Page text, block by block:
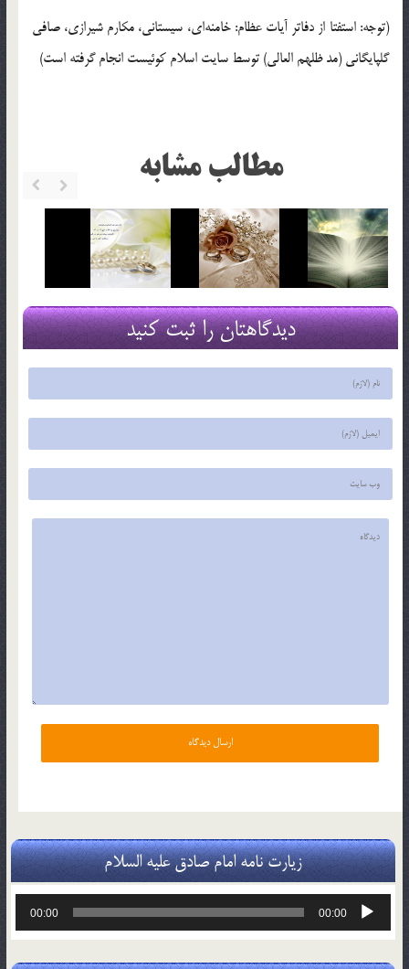
(توجه: استفتا از دفاتر آیات عظام: خامنه‌ای، سیستانی، مکارم شیرازی، صافی
گلپایگانی (مد ظلهم العالی) توسط سایت اسلام کوئیست انجام گرفته است)
مطالب مشابه
دیدگاهتان را ثبت کنید
زیارت نامه امام صادق علیه السلام
پخش‌کننده
00:00
00:00